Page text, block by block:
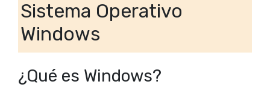
Sistema Operativo
Windows
¿Qué es Windows?